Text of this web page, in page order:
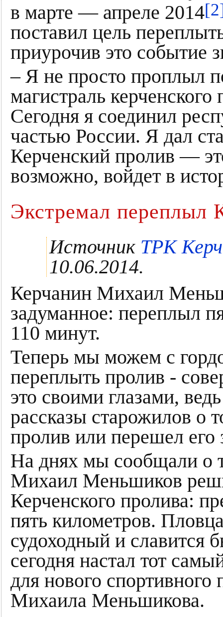
в марте — апреле 2014
поставил цель
приурочив это событие
– Я не просто проплыл
магистраль
Сегодня я соединил
частью России. Я дал
Керченский пролив —
возможно, войдет в
Экстремал переплыл
Источник ТРК
10.06.2014.
Керчанин Михаил
задуманное: переплыл
110 минут.
Теперь мы можем с
переплыть пролив -
это своими глазами,
рассказы старожилов о
пролив или перешел его
На днях мы сообщали о
Михаил Меньшиков
Керченского пролива:
пять километров.
судоходный и славится
сегодня настал тот
для нового
Михаила Меньшикова.